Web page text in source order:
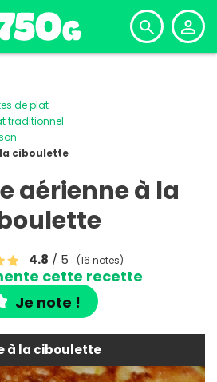
de plat
traditionnel
ciboulette
aérienne à la
4.8 / 5 (16 notes)
cette recette
Je note !
à la ciboulette